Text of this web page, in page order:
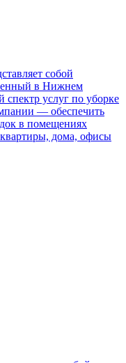
собой
в Нижнем
услуг по уборке
— обеспечить
в помещениях
квартиры, дома, офисы